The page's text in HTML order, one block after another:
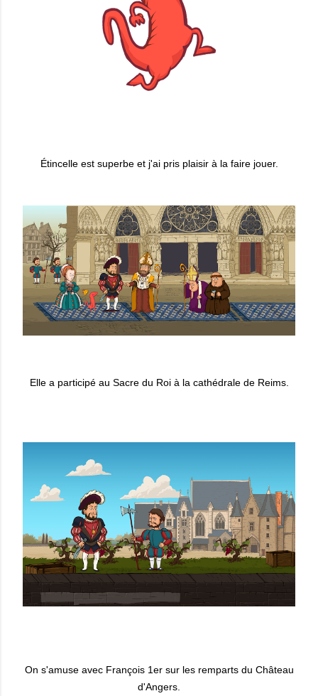
Étincelle est superbe et j'ai pris plaisir à la faire jouer.
Elle a participé au Sacre du Roi à la cathédrale de Reims.
On s'amuse avec François 1er sur les remparts du Château
d'Angers.